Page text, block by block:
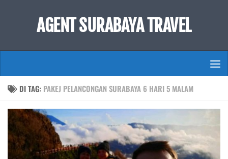
Skip to content
AGENT SURABAYA TRAVEL
DI TAG: PAKEJ PELANCONGAN SURABAYA 6 HARI 5 MALAM